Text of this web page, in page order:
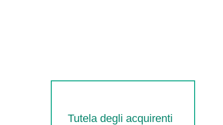
Tutela degli acquirenti